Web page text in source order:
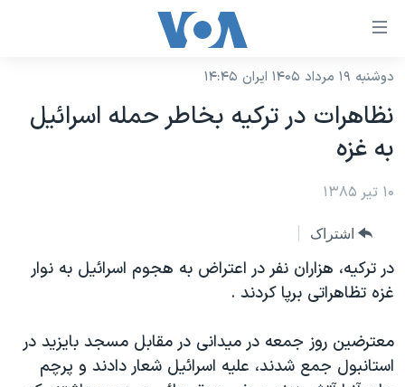
لینکهای
دسترسی
جهش
محتوای
اصلی
جهش
صفحه
اصلی
جهش
جستجو
نسخه سبک وب‌سایت
موضوع ها
ایران
آمریکا
جهان
ورزشی
ویژه برنامه‌ها
برنامه های تلویزیونی
جدول برنامه ها
صفحه‌های ویژه
جام جهانی ۲۰۲۶
۲۵۰سالگی آمریکا
فرکانس‌های صدای آمریکا
یادگیری زبان انگلیسی
دوشنبه ۱۹ مرداد ۱۴۰۵ ایران ۱۴:۴۵
نظاهرات در ترکيه بخاطر حمله اسرائيل
به غزه
۱۰ تیر ۱۳۸۵
اشتراک
در ترکيه، هزاران نفر در اعتراض به هجوم اسرائيل به نوار
غزه تظاهراتی برپا کردند .
معترضين روز جمعه در ميدانی در مقابل مسجد بايزيد در
استانبول جمع شدند، عليه اسرائيل شعار دادند و پرچم